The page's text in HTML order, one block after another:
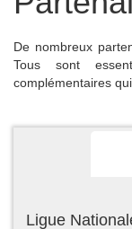
De nombreux
Tous sont
complémentaires
Ligue